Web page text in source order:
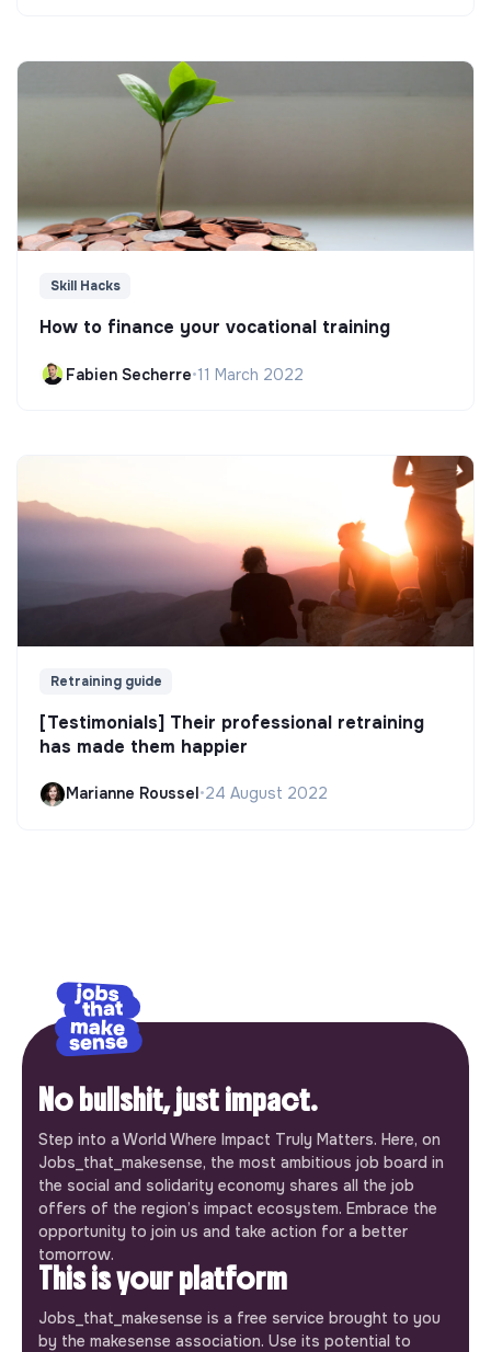
Skill Hacks
How to finance your vocational training
Fabien Secherre•11 March 2022
Retraining guide
[Testimonials] Their professional retraining
has made them happier
Marianne Roussel •24 August 2022
No bullshit, just impact.
Step into a World Where Impact Truly Matters. Here, on
Jobs_that_makesense, the most ambitious job board in
the social and solidarity economy shares all the job
offers of the region’s impact ecosystem. Embrace the
opportunity to join us and take action for a better
tomorrow.
This is your platform
Jobs_that_makesense is a free service brought to you
by the makesense association. Use its potential to